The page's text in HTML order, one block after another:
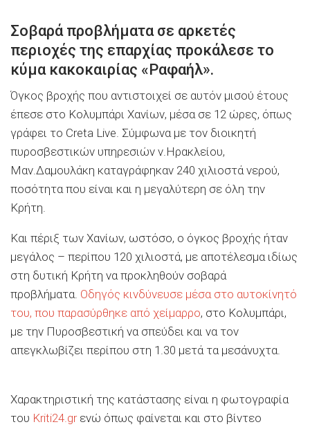
Σοβαρά προβλήματα σε αρκετές
περιοχές της επαρχίας προκάλεσε το
κύμα κακοκαιρίας «Ραφαήλ».
Όγκος βροχής που αντιστοιχεί σε αυτόν μισού έτους
έπεσε στο Κολυμπάρι Χανίων, μέσα σε 12 ώρες, όπως
γράφει το Creta Live. Σύμφωνα με τον διοικητή
πυροσβεστικών υπηρεσιών ν.Ηρακλείου,
Μαν.Δαμουλάκη καταγράφηκαν 240 χιλιοστά νερού,
ποσότητα που είναι και η μεγαλύτερη σε όλη την
Κρήτη.
Και πέριξ των Χανίων, ωστόσο, ο όγκος βροχής ήταν
μεγάλος – περίπου 120 χιλιοστά, με αποτέλεσμα ιδίως
στη δυτική Κρήτη να προκληθούν σοβαρά
προβλήματα. Οδηγός κινδύνευσε μέσα στο αυτοκίνητό
του, που παρασύρθηκε από χείμαρρο, στο Κολυμπάρι,
με την Πυροσβεστική να σπεύδει και να τον
απεγκλωβίζει περίπου στη 1.30 μετά τα μεσάνυχτα.
Χαρακτηριστική της κατάστασης είναι η φωτογραφία
του Kriti24.gr ενώ όπως φαίνεται και στο βίντεο